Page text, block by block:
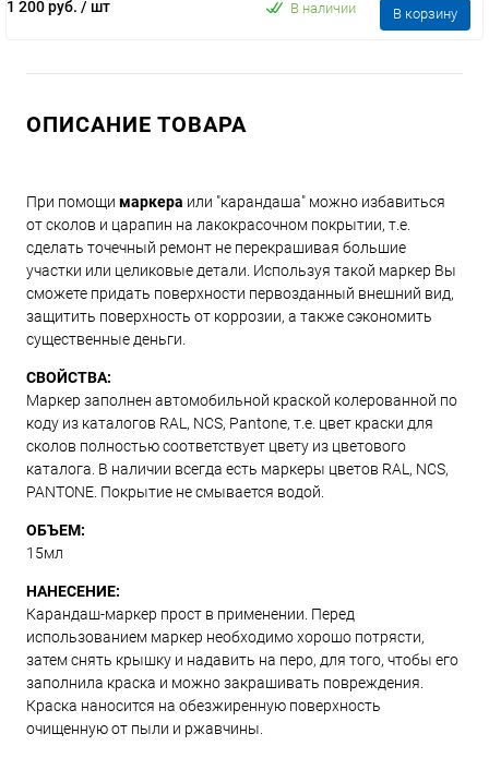
1 200 руб. / шт В наличии В корзину
ОПИСАНИЕ ТОВАРА
При помощи маркера или "карандаша" можно избавиться
от сколов и царапин на лакокрасочном покрытии, т.е.
сделать точечный ремонт не перекрашивая большие
участки или целиковые детали. Используя такой маркер Вы
сможете придать поверхности первозданный внешний вид,
защитить поверхность от коррозии, а также сэкономить
существенные деньги.
СВОЙСТВА:
Маркер заполнен автомобильной краской колерованной по
коду из каталогов RAL, NCS, Pantone, т.е. цвет краски для
сколов полностью соответствует цвету из цветового
каталога. В наличии всегда есть маркеры цветов RAL, NCS,
PANTONE. Покрытие не смывается водой.
ОБЪЕМ:
15мл
НАНЕСЕНИЕ:
Карандаш-маркер прост в применении. Перед
использованием маркер необходимо хорошо потрясти,
затем снять крышку и надавить на перо, для того, чтобы его
заполнила краска и можно закрашивать повреждения.
Краска наносится на обезжиренную поверхность
очищенную от пыли и ржавчины.